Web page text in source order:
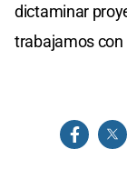
dictaminar
trabajamos con